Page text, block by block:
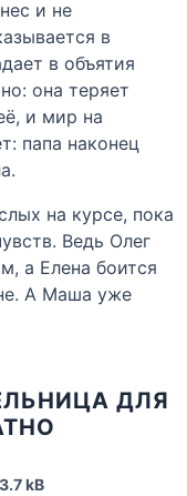
и не
в
в объятия
она теряет
и мир на
папа наконец
на курсе, пока
Ведь Олег
а Елена боится
А Маша уже
ДЛЯ
kB